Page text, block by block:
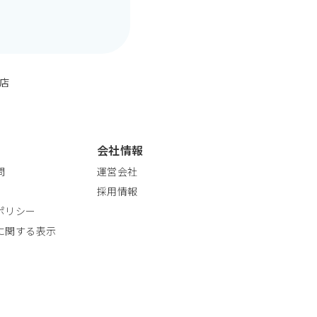
リシー
関する表示
会社情報
運営会社
採用情報